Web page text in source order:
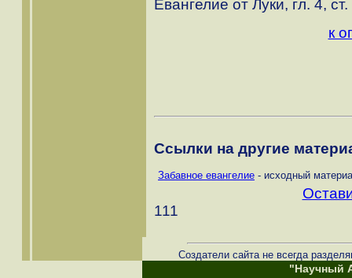
Евангелие от Луки, гл. 4,
к
Ссылки на другие
Забавное евангелие - исходный
111
Создатели сайта не всегда
"Научный